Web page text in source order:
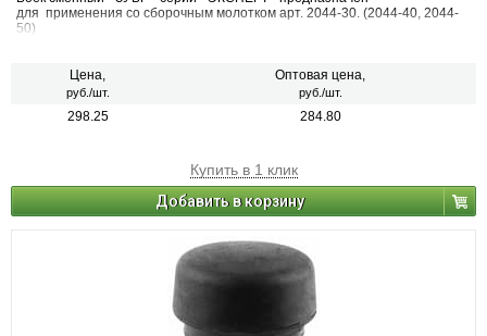
для применения со сборочным молотком арт. 2044-30. (2044-40, 2044-
50)
Цена,
руб./шт.
Оптовая цена,
руб./шт.
298.25 284.80
Купить в 1 клик
Добавить в корзину